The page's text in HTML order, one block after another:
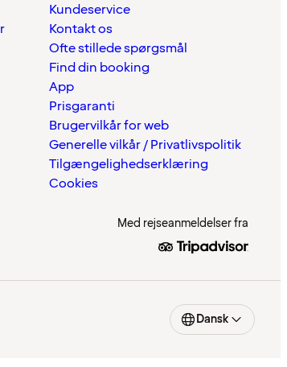
Kundeservice
Kontakt os
Ofte stillede spørgsmål
Find din booking
App
Prisgaranti
Brugervilkår for web
Generelle vilkår / Privatlivspolitik
Tilgængelighedserklæring
Cookies
Med rejseanmeldelser fra
Dansk